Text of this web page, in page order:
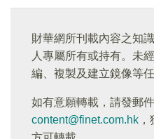
財華網所刊載內容之知
人專屬所有或持有。未
編、複製及建立鏡像等任
如有意願轉載，請發郵
content@finet.com.hk